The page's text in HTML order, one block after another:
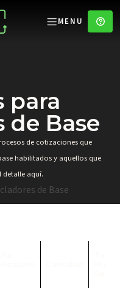
MENU
para
de Base
de cotizaciones que
habilitados y aquellos que
detalle aquí.